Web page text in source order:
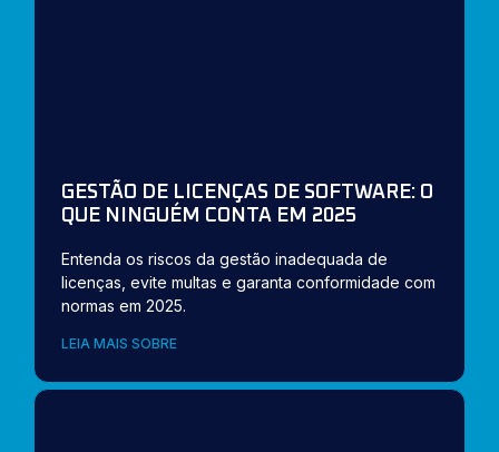
GESTÃO DE LICENÇAS DE SOFTWARE: O
QUE NINGUÉM CONTA EM 2025
Entenda os riscos da gestão inadequada de
licenças, evite multas e garanta conformidade com
normas em 2025.
LEIA MAIS SOBRE